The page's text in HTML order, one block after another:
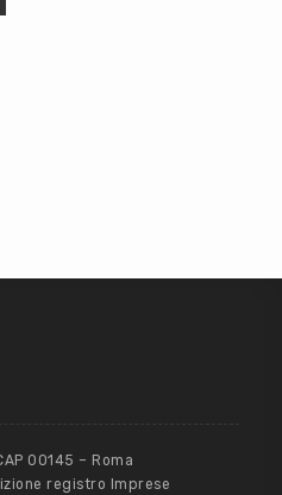
00145 – Roma
registro Imprese